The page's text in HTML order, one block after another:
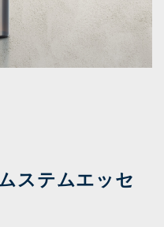
ステムエッセ